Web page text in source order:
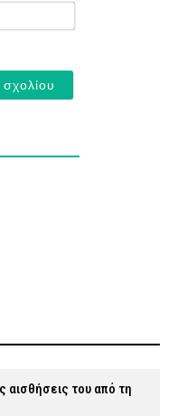
Email*
αισθήσεις του από τη